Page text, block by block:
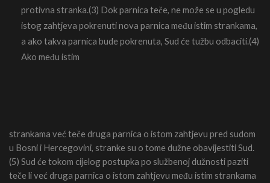
protivna stranka.(3) Dok parnica teče, ne može se u pogledu
istog zahtjeva pokrenuti nova parnica među istim strankama,
a ako takva parnica bude pokrenuta, Sud će tužbu odbaciti.(4)
Ako među istim
strankama već teče druga parnica o istom zahtjevu pred sudom
u Bosni i Hercegovini, stranke su o tome dužne obavijestiti Sud.
(5) Sud će tokom cijelog postupka po službenoj dužnosti paziti
teče li već druga parnica o istom zahtjevu među istim strankama